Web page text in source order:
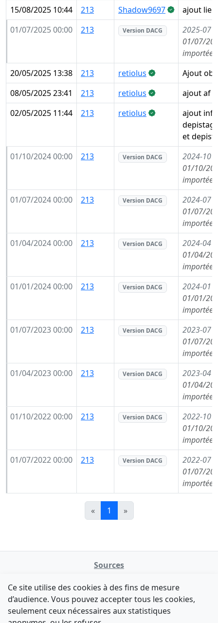
15/08/2025 10:44
213 Shadow9697
ajout
01/07/2025 00:00
213 Version DACG 2025-07
01/07/
importée
20/05/2025 13:38
213 retiolus
Ajout
08/05/2025 23:41
213 retiolus
ajout af
02/05/2025 11:44
213 retiolus
ajout
et
01/10/2024 00:00
213 Version DACG 2024-10
01/10/
importée
01/07/2024 00:00
213 Version DACG 2024-07
01/07/
importée
01/04/2024 00:00
213 Version DACG 2024-04
01/04/
importée
01/01/2024 00:00
213 Version DACG 2024-01
01/01/
importée
01/07/2023 00:00
213 Version DACG 2023-07
01/07/
importée
01/04/2023 00:00
213 Version DACG 2023-04
01/04/
importée
01/10/2022 00:00
213 Version DACG 2022-10
01/10/
importée
01/07/2022 00:00
213 Version DACG 2022-07
01/07/
importée
« 1 »
Sources
data.gouv.fr
Legifrance - API
Comment avez-vous découvert NATINFo ?
Ce site utilise des cookies à des fins de mesure
d’audience. Vous pouvez accepter tous les cookies,
seulement ceux nécessaires aux statistiques